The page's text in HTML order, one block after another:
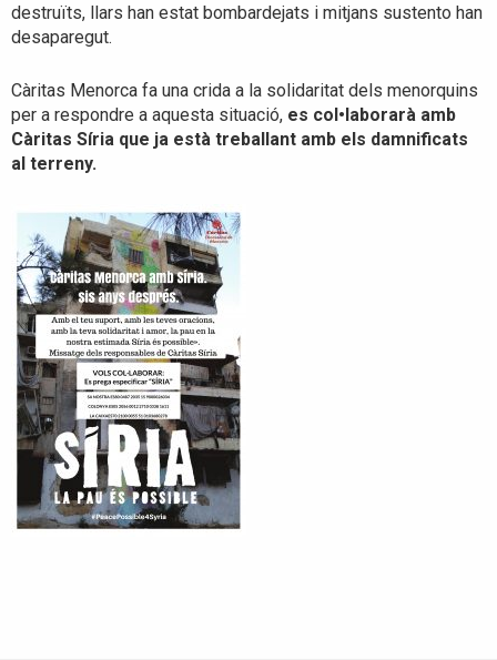
destruïts, llars han estat bombardejats i mitjans sustento han
desaparegut.
Càritas Menorca fa una crida a la solidaritat dels menorquins
per a respondre a aquesta situació, es col•laborarà amb
Càritas Síria que ja està treballant amb els damnificats
al terreny.